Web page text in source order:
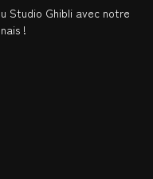
Studio Ghibli avec notre
!